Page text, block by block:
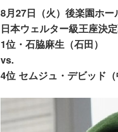
8月27日（火）後楽園ホー
日本ウェルター級王座決
1位・石脇麻生（石田）
vs.
4位 セムジュ・デビッド（